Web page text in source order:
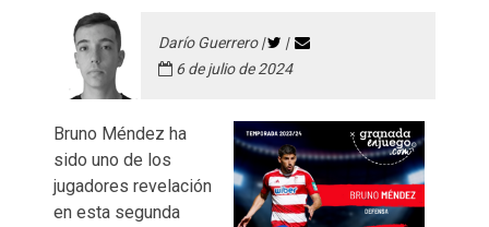
Darío Guerrero |
|
6 de julio de 2024
Bruno Méndez ha
sido uno de los
jugadores revelación
en esta segunda